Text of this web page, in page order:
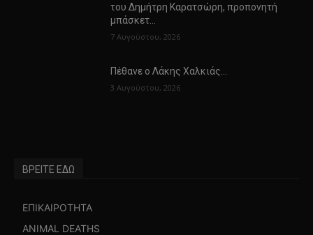
του Δημήτρη Καρατσώρη, προπονητή
μπάσκετ…
7 Αυγούστου, 2026
Πέθανε ο Λάκης Χαλκιάς…
3 Αυγούστου, 2026
ΒΡΕΙΤΕ ΕΔΩ
ΕΠΙΚΑΙΡΟΤΗΤΑ
ANIMAL DEATHS